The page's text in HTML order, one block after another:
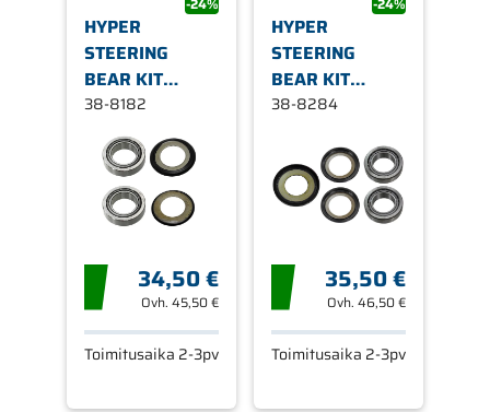
HYPER
STEERING
BEAR KIT
30X51X15 2PCS
38-8182
34,50 €
Ovh. 45,50 €
Toimitusaika 2-3pv
HYPER
STEERING
BEAR KIT
30X52X16 2PCS
38-8284
35,50 €
Ovh.46,50 €
Toimitusaika 2-3pv